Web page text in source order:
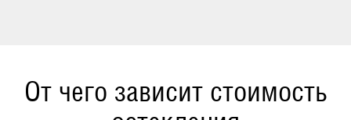
От чего зависит стоимость